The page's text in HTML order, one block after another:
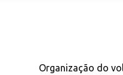
Organização do